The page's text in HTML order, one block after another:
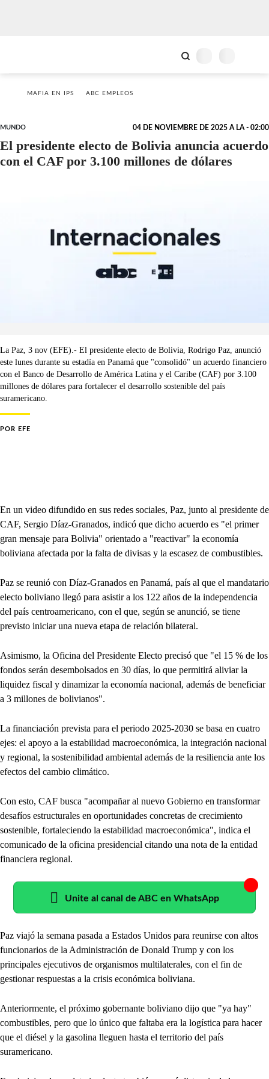
MAFIA EN IPS ABC EMPLEOS
MUNDO 04 DE NOVIEMBRE DE 2025 A LA - 02:00
El presidente electo de Bolivia anuncia acuerdo
con el CAF por 3.100 millones de dólares
La Paz, 3 nov (EFE).- El presidente electo de Bolivia, Rodrigo Paz, anunció
este lunes durante su estadía en Panamá que "consolidó" un acuerdo financiero
con el Banco de Desarrollo de América Latina y el Caribe (CAF) por 3.100
millones de dólares para fortalecer el desarrollo sostenible del país
suramericano.
POR EFE
En un video difundido en sus redes sociales, Paz, junto al presidente de
CAF, Sergio Díaz-Granados, indicó que dicho acuerdo es "el primer
gran mensaje para Bolivia" orientado a "reactivar" la economía
boliviana afectada por la falta de divisas y la escasez de combustibles.
Paz se reunió con Díaz-Granados en Panamá, país al que el mandatario
electo boliviano llegó para asistir a los 122 años de la independencia
del país centroamericano, con el que, según se anunció, se tiene
previsto iniciar una nueva etapa de relación bilateral.
Asimismo, la Oficina del Presidente Electo precisó que "el 15 % de los
fondos serán desembolsados en 30 días, lo que permitirá aliviar la
liquidez fiscal y dinamizar la economía nacional, además de beneficiar
a 3 millones de bolivianos".
La financiación prevista para el periodo 2025-2030 se basa en cuatro
ejes: el apoyo a la estabilidad macroeconómica, la integración nacional
y regional, la sostenibilidad ambiental además de la resiliencia ante los
efectos del cambio climático.
Con esto, CAF busca "acompañar al nuevo Gobierno en transformar
desafíos estructurales en oportunidades concretas de crecimiento
sostenible, fortaleciendo la estabilidad macroeconómica", indica el
comunicado de la oficina presidencial citando una nota de la entidad
financiera regional.
Unite al canal de ABC en WhatsApp
Paz viajó la semana pasada a Estados Unidos para reunirse con altos
funcionarios de la Administración de Donald Trump y con los
principales ejecutivos de organismos multilaterales, con el fin de
gestionar respuestas a la crisis económica boliviana.
Anteriormente, el próximo gobernante boliviano dijo que "ya hay"
combustibles, pero que lo único que faltaba era la logística para hacer
que el diésel y la gasolina lleguen hasta el territorio del país
suramericano.